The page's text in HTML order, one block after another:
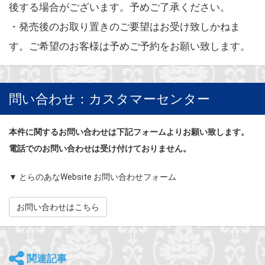
後する場合がございます。予めご了承ください。
・発売後のお取り置きのご要望はお受け致しかねま
す。ご希望のお客様は予めご予約をお願い致します。
問い合わせ：カスタマーセンター
本件に関するお問い合わせは下記フォームよりお願い致します。
電話でのお問い合わせは受け付けておりません。
▼ とらのあなWebsite お問い合わせフォーム
お問い合わせはこちら
関連記事